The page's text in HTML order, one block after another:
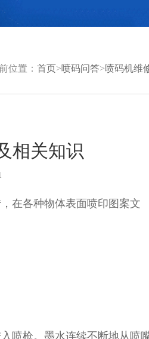
位置： 首页>喷码问答>喷码机维
相关知识
在各种物体表面喷印图案文
喷枪。墨水连续不断地从喷